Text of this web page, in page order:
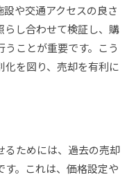
築
テナンス
えた対応
える
や交通アクセスの良さ
らし合わせて検証し、購
ことが重要です。こう
化を図り、売却を有利に
るためには、過去の売却
。これは、価格設定や